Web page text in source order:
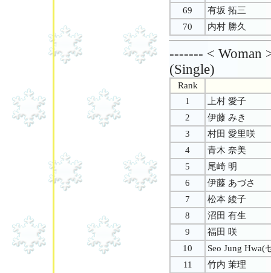
69
有坂 拓三
70
内村 勝久
------- < Woman
(Single)
Rank
1
上村 愛子
2
伊藤 みき
3
村田 愛里咲
4
青木 奈美
5
尾崎 明
6
伊藤 あづさ
7
松本 綾子
8
沼田 有生
9
福田 咲
10
Seo Jung Hwa(
11
竹内 茉理